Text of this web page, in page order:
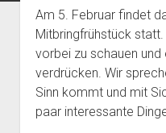
Space Status
Über
Tour
Tour durch
Chat und
Am 5. Februar findet
Mitbringfrühstück
vorbei zu schauen
verdrücken. Wir
Sinn kommt und mit
paar interessante